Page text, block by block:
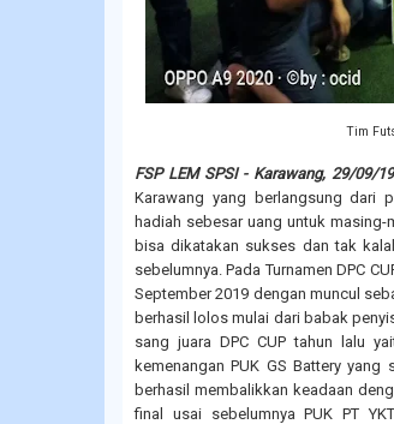
Tim
FSP LEM SPSI - Karawang, 29/09/
Karawang yang berlangsung dari
hadiah sebesar uang untuk masing-
bisa dikatakan sukses dan tak
sebelumnya. Pada Turnamen DPC
September 2019 dengan muncul
berhasil lolos mulai dari babak
sang juara DPC CUP tahun lalu
kemenangan PUK GS Battery
berhasil membalikkan keadaan
final usai sebelumnya PUK PT